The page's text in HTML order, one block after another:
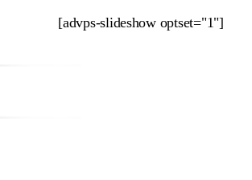
[advps-slideshow optset="1"]